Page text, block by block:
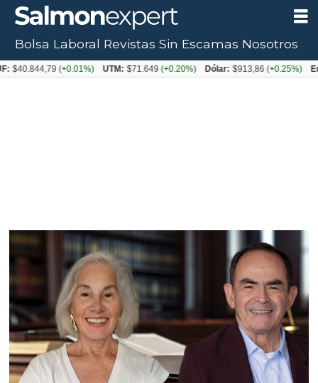
Tag:
Bolsa Laboral Revistas Sin Escamas Nosotros
(+0.01%) UTM: $71.649 (+0.20%) Dólar: $913,86(+0.25%) Euro: $1053,08